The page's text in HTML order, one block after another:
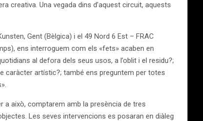
creativa. Una vegada dins d’aquest circuit, aquests
Gent (Bèlgica) i el 49 Nord 6 Est – FRAC
ens interroguem com els «fets» acaben en
al defora dels seus usos, a l’oblit i el residu?;
caràcter artístic?; també ens preguntem per totes
a això, comptarem amb la presència de tres
Les seves intervencions es posaran en diàleg